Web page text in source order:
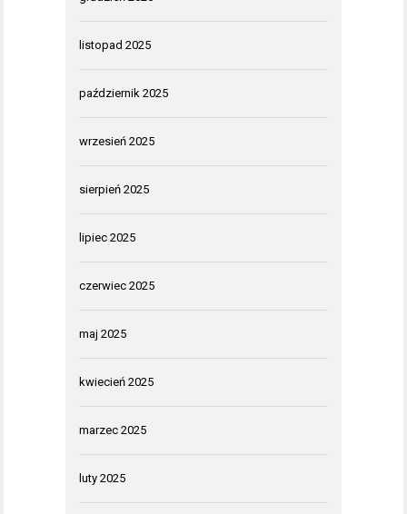
listopad 2025
październik 2025
wrzesień 2025
sierpień 2025
lipiec 2025
czerwiec 2025
maj 2025
kwiecień 2025
marzec 2025
luty 2025